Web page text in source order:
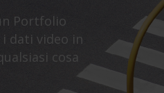
Portfolio
dati video in
cosa